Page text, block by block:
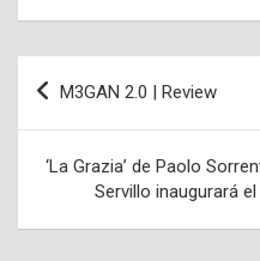
Navegación
entradas
M3GAN 2.0 | Review
‘La Grazia’ de Paolo
Servillo inaugurará